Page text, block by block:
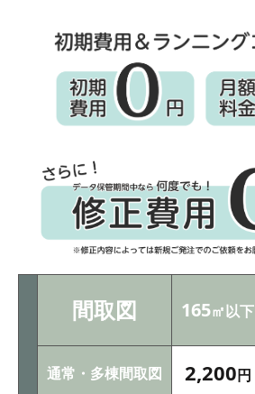
間取図 165㎡以下
通常・多棟間取図 2,200円